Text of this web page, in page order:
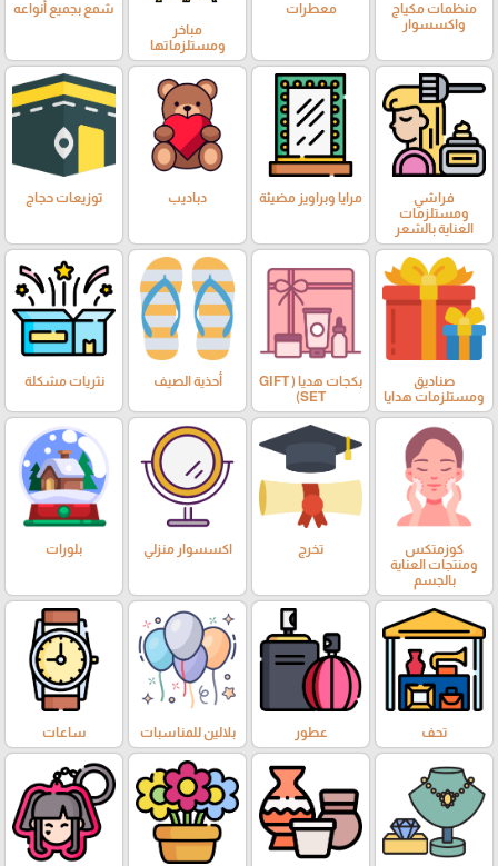
منظمات مكياج
واكسسوار
معطرات
مباخر
ومستلزماتها
شمع بجميع أنواعه
فراشي
ومستلزمات
العناية بالشعر
مرايا وبراويز مضيئة دباديب توزيعات حجاج
صناديق
ومستلزمات هدايا
بكجات هديا ( GIFT
SET)
أحذية الصيف نثريات مشكلة
كوزمتكس
ومنتجات العناية
بالجسم
تخرج اكسسوار منزلي بلورات
تحف عطور بلالين للمناسبات ساعات